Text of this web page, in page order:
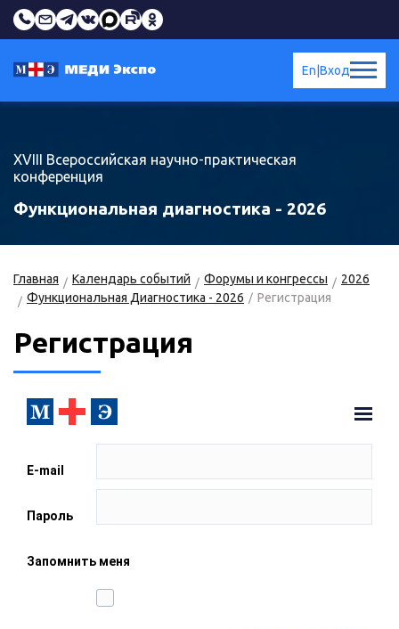
Вход
En
XVIII Всероссийская научно-практическая
конференция
Функциональная диагностика - 2026
Главная Календарь событий Форумы и конгрессы
2026
Функциональная Диагностика - 2026
Регистрация
Регистрация